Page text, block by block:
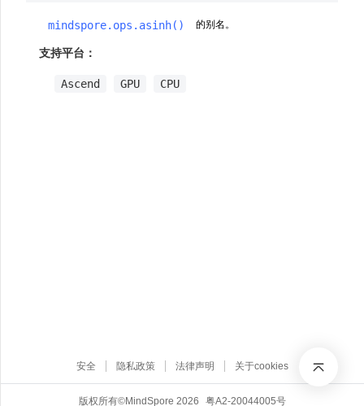
mindspore.ops.asinh() 的别名。
支持平台：
Ascend GPU CPU
版权所有©MindSpore 2026 粤A2-20044005号
安全 隐私政策 法律声明 关于cookies